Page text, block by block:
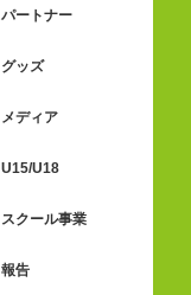
パートナー
グッズ
メディア
U15/U18
スクール事業
報告